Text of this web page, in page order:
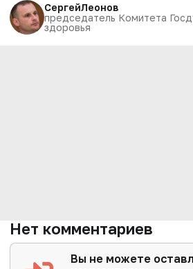
СергейЛеонов
председатель Комитета
здоровья
Нет комментариев
Вы не можете